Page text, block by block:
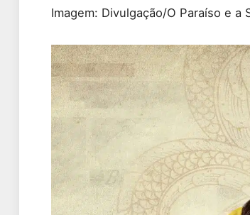
Imagem: Divulgação/O Paraíso e a